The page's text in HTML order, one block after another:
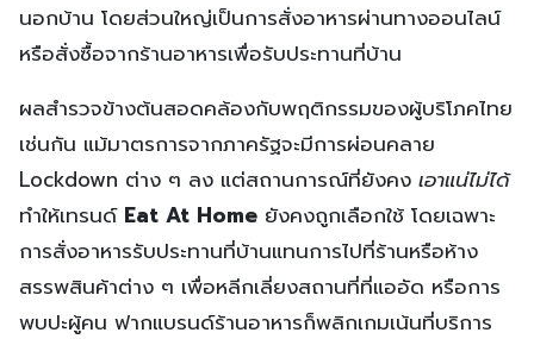
นอกบ้าน โดยส่วนใหญ่เป็นการสั่งอาหารผ่านทางออนไลน์
หรือสั่งซื้อจากร้านอาหารเพื่อรับประทานที่บ้าน
ผลสำรวจข้างต้นสอดคล้องกับพฤติกรรมของผู้บริโภคไทย
เช่นกัน แม้มาตรการจากภาครัฐจะมีการผ่อนคลาย
Lockdown ต่าง ๆ ลง แต่สถานการณ์ที่ยังคง เอาแน่ไม่ได้
ทำให้เทรนด์ Eat At Home ยังคงถูกเลือกใช้ โดยเฉพาะ
การสั่งอาหารรับประทานที่บ้านแทนการไปที่ร้านหรือห้าง
สรรพสินค้าต่าง ๆ เพื่อหลีกเลี่ยงสถานที่ที่แออัด หรือการ
พบปะผู้คน ฟากแบรนด์ร้านอาหารก็พลิกเกมเน้นที่บริการ